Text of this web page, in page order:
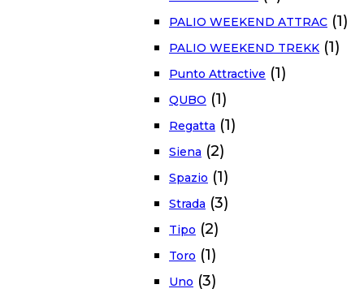
PALIO WEEKEND ATTRAC (1)
PALIO WEEKEND TREKK (1)
Punto Attractive (1)
QUBO (1)
Regatta (1)
Siena (2)
Spazio (1)
Strada (3)
Tipo (2)
Toro (1)
Uno (3)